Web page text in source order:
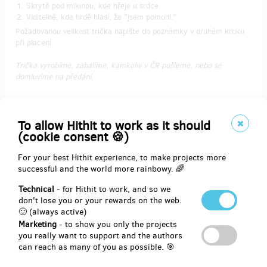
To allow Hithit to work as it should
(cookie consent 🍪)
For your best Hithit experience, to make projects more
successful and the world more rainbowy. 🌈
Technical - for Hithit to work, and so we
don't lose you or your rewards on the web.
🙂 (always active)
Marketing - to show you only the projects
you really want to support and the authors
can reach as many of you as possible. 🎯
Skrytě pod mikinou, kde hřeje u srdce.
Viditelně, kde hrdě hlásí, že "jsem pomohl.”
Požadovanou velikost trička napište do poznámky v druhém kroku
při placení.
Trička vyrobíme, zabalíme, kamkoliv v ČR pošleme, nebo se
domluvíme na předání.
Reward delivery: Zásilkovna, in half a year after the Hithit project
end
EUR 20.65
(CZK 500)
Pohodová plavba (rodinná)